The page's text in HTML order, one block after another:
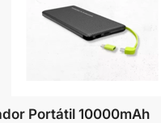
Portátil 10000mAh